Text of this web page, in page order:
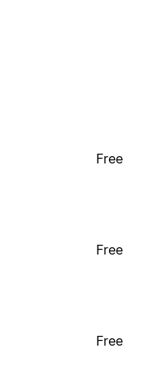
Free
Free
Free